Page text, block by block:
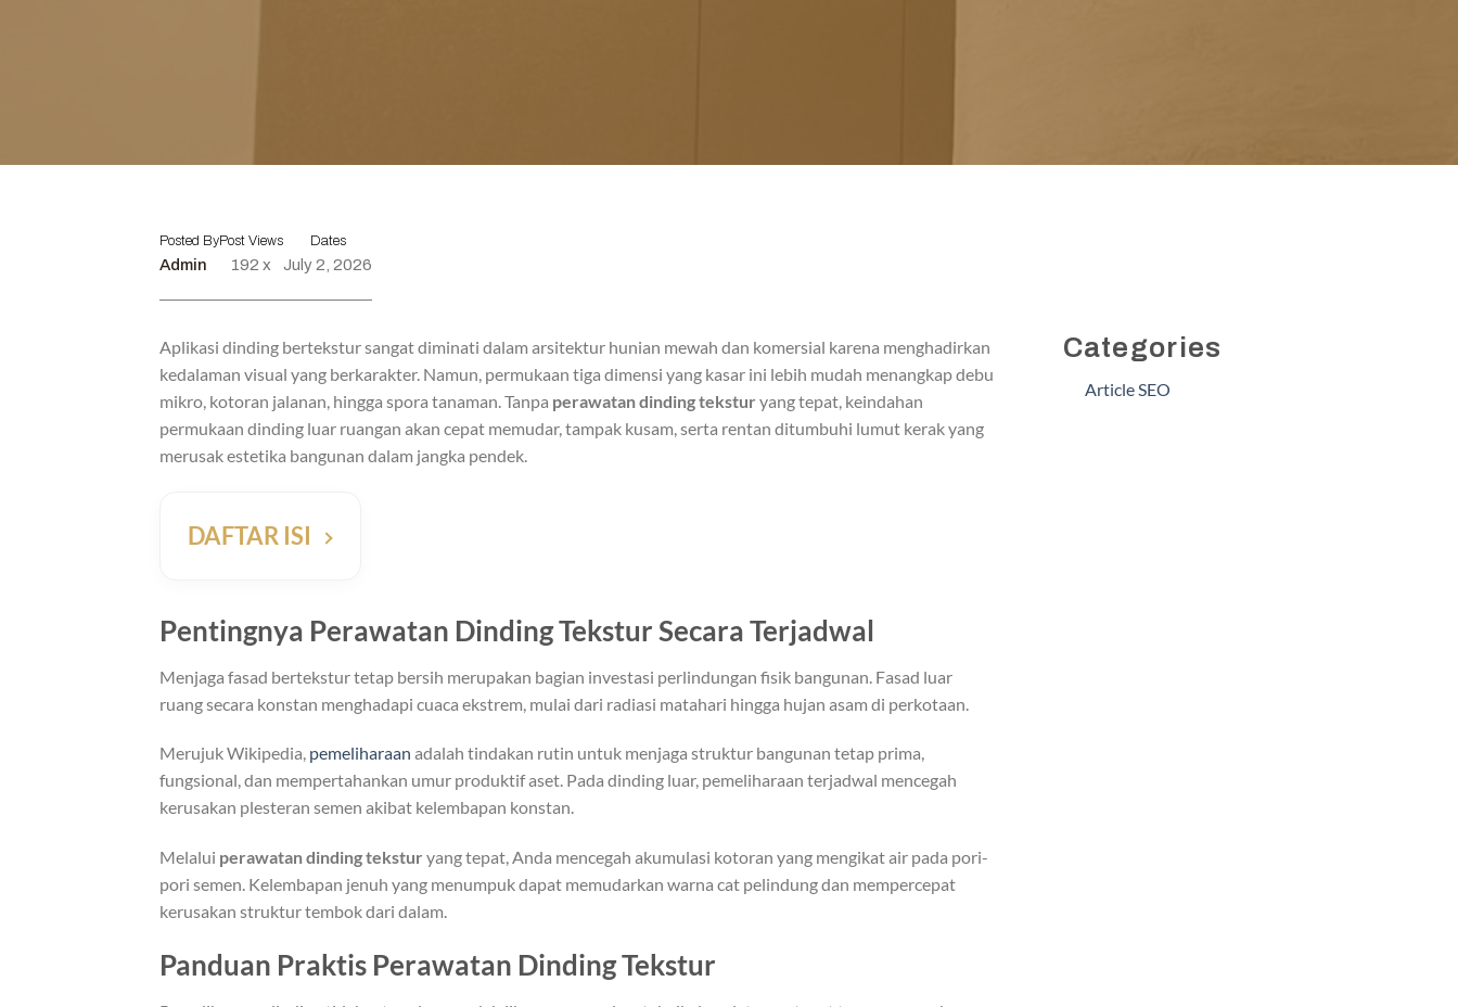
Posted By
Admin
Post Views
192 x
Dates
July 2, 2026
Aplikasi dinding bertekstur sangat diminati dalam arsitektur hunian mewah dan komersial karena menghadirkan
kedalaman visual yang berkarakter. Namun, permukaan tiga dimensi yang kasar ini lebih mudah menangkap debu
mikro, kotoran jalanan, hingga spora tanaman. Tanpa perawatan dinding tekstur yang tepat, keindahan
permukaan dinding luar ruangan akan cepat memudar, tampak kusam, serta rentan ditumbuhi lumut kerak yang
merusak estetika bangunan dalam jangka pendek.
DAFTAR ISI
Pentingnya Perawatan Dinding Tekstur Secara Terjadwal
Menjaga fasad bertekstur tetap bersih merupakan bagian investasi perlindungan fisik bangunan. Fasad luar
ruang secara konstan menghadapi cuaca ekstrem, mulai dari radiasi matahari hingga hujan asam di perkotaan.
Merujuk Wikipedia, pemeliharaan adalah tindakan rutin untuk menjaga struktur bangunan tetap prima,
fungsional, dan mempertahankan umur produktif aset. Pada dinding luar, pemeliharaan terjadwal mencegah
kerusakan plesteran semen akibat kelembapan konstan.
Melalui perawatan dinding tekstur yang tepat, Anda mencegah akumulasi kotoran yang mengikat air pada pori-
pori semen. Kelembapan jenuh yang menumpuk dapat memudarkan warna cat pelindung dan mempercepat
kerusakan struktur tembok dari dalam.
Panduan Praktis Perawatan Dinding Tekstur
Categories
Article SEO